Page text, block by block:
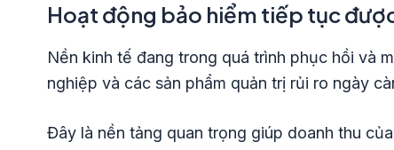
Hoạt động bảo hiểm tiếp tục
Nền kinh tế đang trong quá trình phục hồi và
nghiệp và các sản phẩm quản trị rủi ro ngày
Đây là nền tảng quan trọng giúp doanh thu